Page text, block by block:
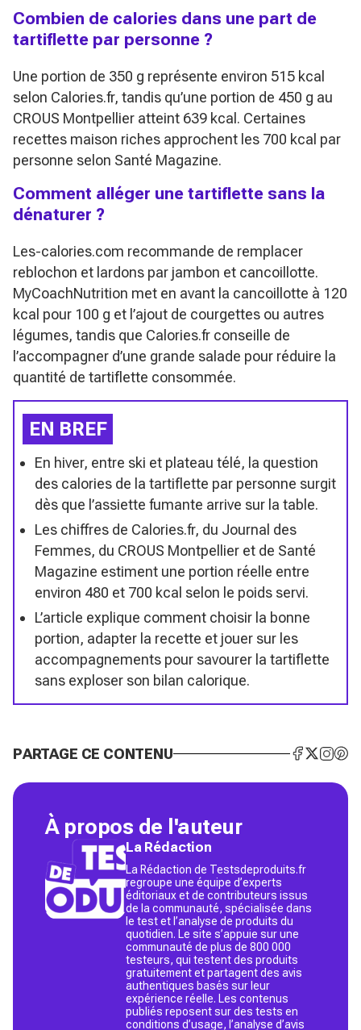
Combien de calories dans une part de
tartiflette par personne ?
Une portion de 350 g représente environ 515 kcal
selon Calories.fr, tandis qu’une portion de 450 g au
CROUS Montpellier atteint 639 kcal. Certaines
recettes maison riches approchent les 700 kcal par
personne selon Santé Magazine.
Comment alléger une tartiflette sans la
dénaturer ?
Les-calories.com recommande de remplacer
reblochon et lardons par jambon et cancoillotte.
MyCoachNutrition met en avant la cancoillotte à 120
kcal pour 100 g et l’ajout de courgettes ou autres
légumes, tandis que Calories.fr conseille de
l’accompagner d’une grande salade pour réduire la
quantité de tartiflette consommée.
EN BREF
En hiver, entre ski et plateau télé, la question
des calories de la tartiflette par personne surgit
dès que l’assiette fumante arrive sur la table.
Les chiffres de Calories.fr, du Journal des
Femmes, du CROUS Montpellier et de Santé
Magazine estiment une portion réelle entre
environ 480 et 700 kcal selon le poids servi.
L’article explique comment choisir la bonne
portion, adapter la recette et jouer sur les
accompagnements pour savourer la tartiflette
sans exploser son bilan calorique.
PARTAGE CE CONTENU
À propos de l'auteur
La Rédaction
La Rédaction de Testsdeproduits.fr
regroupe une équipe d’experts
éditoriaux et de contributeurs issus
de la communauté, spécialisée dans
le test et l’analyse de produits du
quotidien. Le site s’appuie sur une
communauté de plus de 800 000
testeurs, qui testent des produits
gratuitement et partagent des avis
authentiques basés sur leur
expérience réelle. Les contenus
publiés reposent sur des tests en
conditions d’usage, l’analyse d’avis